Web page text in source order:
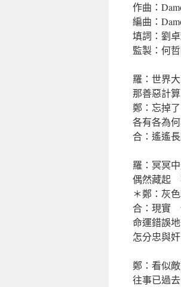
作曲：
編曲：
填詞：劉
監製：何
羅：世界
那善惡計
鄭：忘掉
各有各為
合：遙遙
羅：冥冥
偶然藏起
＊鄭：灰
合：現實
命運錯誤
怎分忠與
鄭：看似
往事已過